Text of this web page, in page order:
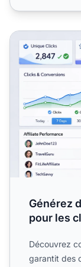
Générez des
Générez
pour les
Découvrez
garantit des